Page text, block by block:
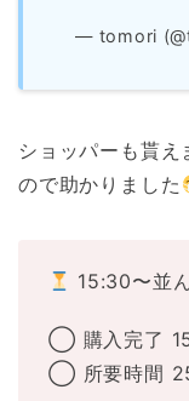
— tomori
ショッパーも貰え
ので助かりました
15:30〜並
◯ 購入完了
◯ 所要時間